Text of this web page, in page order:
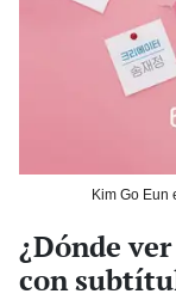
Kim Go Eun
¿Dónde
con